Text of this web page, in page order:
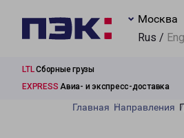
Москва
Rus / Eng
LTLСборные грузы
EXPRESS Авиа- и экспресс-доставка
Главная Направления